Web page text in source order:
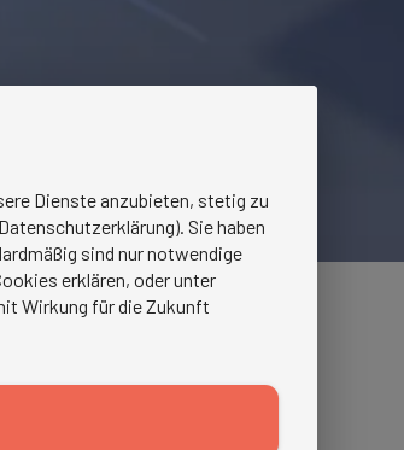
Dienste anzubieten, stetig zu
Sie haben
sind nur notwendige
erklären, oder unter
Wirkung für die Zukunft